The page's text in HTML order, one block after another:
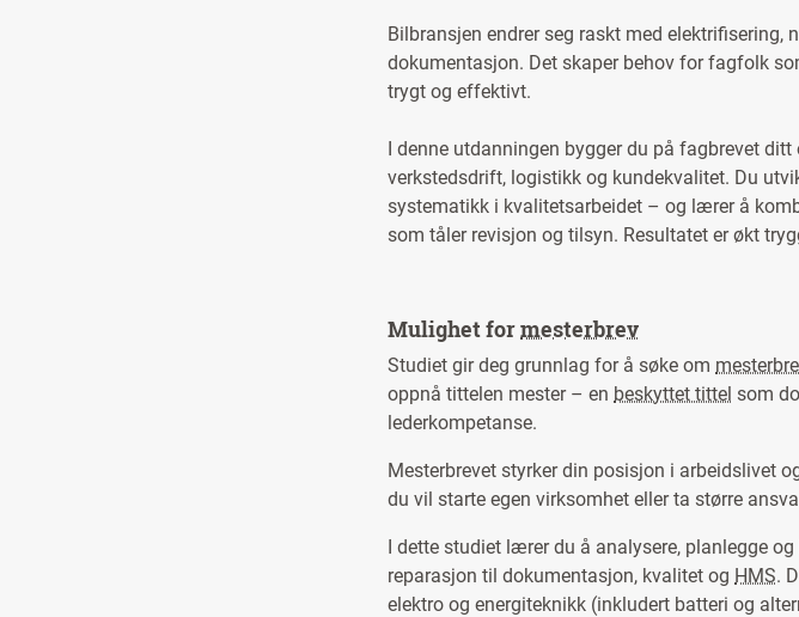
Bilbransjen endrer seg raskt med elektrifisering,
dokumentasjon. Det skaper behov for fagfolk
trygt og effektivt.
I denne utdanningen bygger du på fagbrevet
verkstedsdrift, logistikk og kundekvalitet. Du
systematikk i kvalitetsarbeidet – og lærer å
som tåler revisjon og tilsyn. Resultatet er økt
Mulighet formesterbrev
Studiet gir deg grunnlag for å søke om
oppnå tittelen mester – en beskyttet tittel som
lederkompetanse.
Mesterbrevet styrker din posisjon i arbeidslivet
du vil starte egen virksomhet eller ta større
I dette studiet lærer du å analysere, planlegge
reparasjon til dokumentasjon, kvalitet og HMS.
elektro og energiteknikk (inkludert batteri og